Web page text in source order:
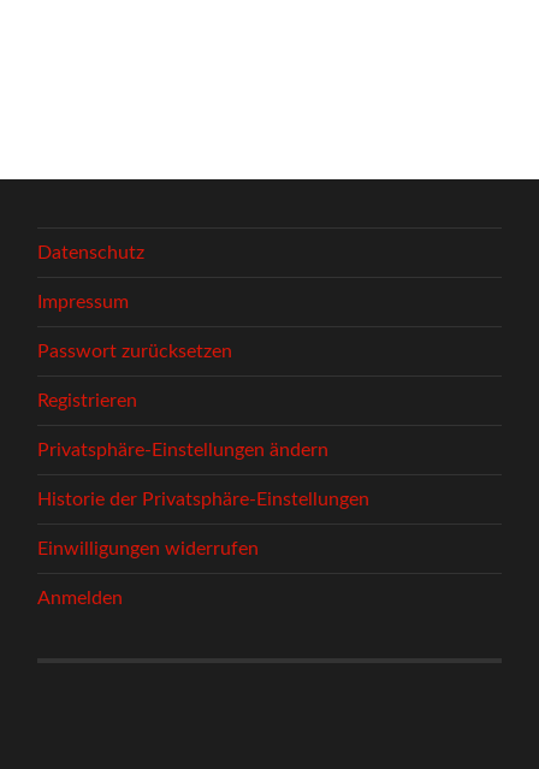
Datenschutz
Impressum
Passwort zurücksetzen
Registrieren
Privatsphäre-Einstellungen ändern
Historie der Privatsphäre-Einstellungen
Einwilligungen widerrufen
Anmelden